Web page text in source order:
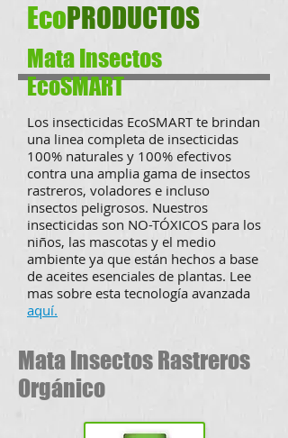
EcoPRODUCTOS
Mata Insectos
EcoSMART
Los insecticidas EcoSMART te brindan
una linea completa de insecticidas
100% naturales y 100% efectivos
contra una amplia gama de insectos
rastreros, voladores e incluso
insectos peligrosos. Nuestros
insecticidas son NO-TÓXICOS para los
niños, las mascotas y el medio
ambiente ya que están hechos a base
de aceites esenciales de plantas. Lee
mas sobre esta tecnología avanzada
aquí.
Mata Insectos Rastreros
Orgánico